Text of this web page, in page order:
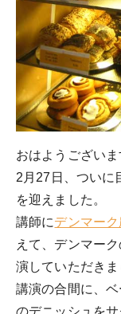
おはようございま
2月27日、ついに
を迎えました。
講師にデンマー
えて、デンマー
演していただきま
講演の合間に、
のデニッシュを